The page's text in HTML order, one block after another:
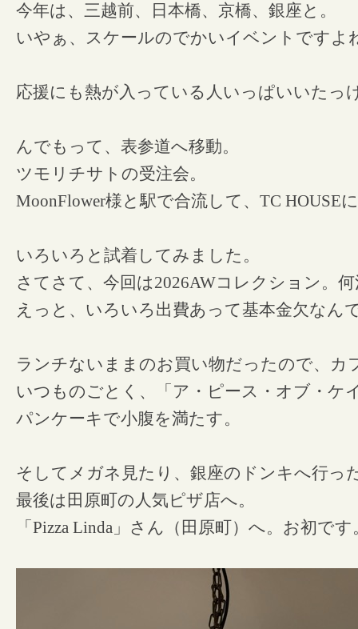
今年は、三越前、日本橋、京橋、銀座と。
いやぁ、スケールのでかいイベントですよ
応援にも熱が入っている人いっぱいいたっ
んでもって、表参道へ移動。
ツモリチサトの受注会。
MoonFlower様と駅で合流して、TC HOUSE
いろいろと試着してみました。
さてさて、今回は2026AWコレクション。
えっと、いろいろ出費あって基本金欠なん
ランチないままのお買い物だったので、カ
いつものごとく、「ア・ピース・オブ・ケ
パンケーキで小腹を満たす。
そしてメガネ見たり、銀座のドンキへ行っ
最後は田原町の人気ピザ店へ。
「Pizza Linda」さん（田原町）へ。お初です